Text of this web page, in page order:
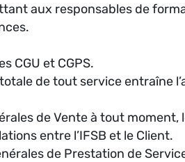
aux responsables de
CGU et CGPS.
de tout service entraîne
de Vente à tout
entre l’IFSB et le Client.
de Prestation de